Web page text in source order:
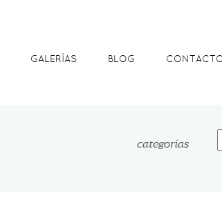
GALERÍAS BLOG
categorías